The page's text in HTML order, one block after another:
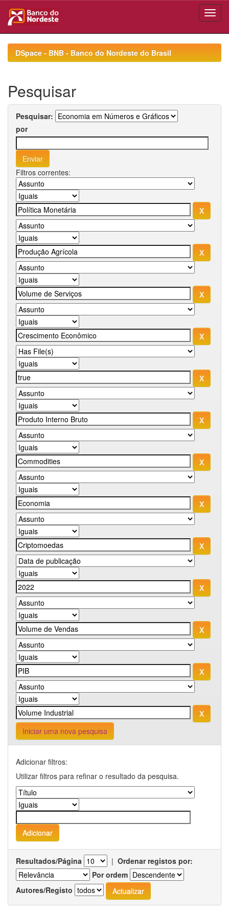
navigationDSpace - BNB - Banco do Nordeste do Brasil
Pesquisar
Pesquisar:
por
Filtros correntes:
Iniciar uma nova pesquisa
Adicionar filtros:
Utilizar filtros para refinar o resultado da pesquisa.
Resultados/Página | Ordenar registos por:
Por ordem
Autores/Registo